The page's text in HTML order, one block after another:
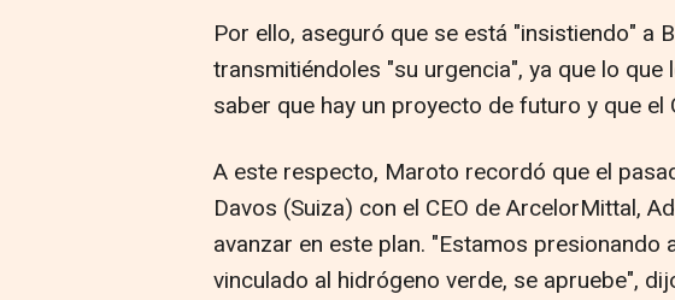
Por ello, aseguró que se está "insistiendo" a
transmitiéndoles "su urgencia", ya que lo
saber que hay un proyecto de futuro y que el
A este respecto, Maroto recordó que el
Davos (Suiza) con el CEO de ArcelorMittal,
avanzar en este plan. "Estamos presionando
vinculado al hidrógeno verde, se apruebe",